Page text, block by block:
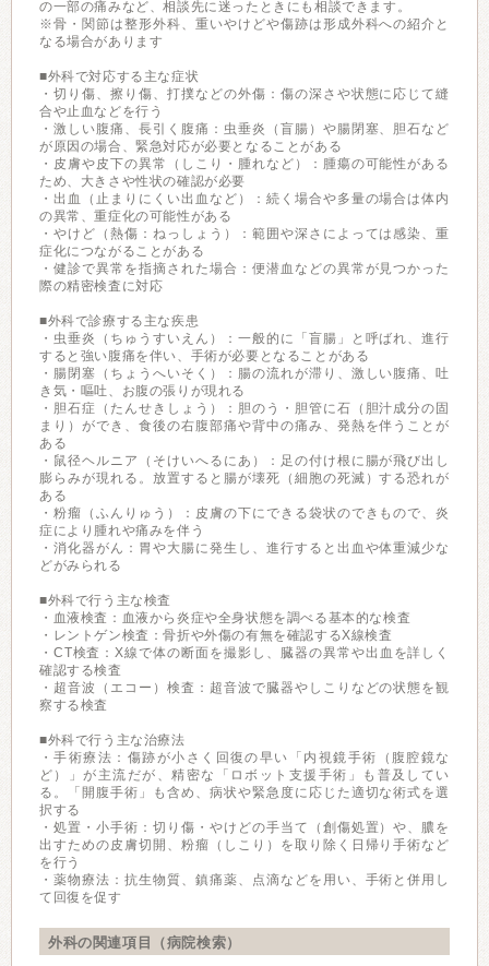
の一部の痛みなど、相談先に迷ったときにも相談できます。
※骨・関節は整形外科、重いやけどや傷跡は形成外科への紹介と
なる場合があります
■外科で対応する主な症状
・切り傷、擦り傷、打撲などの外傷：傷の深さや状態に応じて縫
合や止血などを行う
・激しい腹痛、長引く腹痛：虫垂炎（盲腸）や腸閉塞、胆石など
が原因の場合、緊急対応が必要となることがある
・皮膚や皮下の異常（しこり・腫れなど）：腫瘍の可能性がある
ため、大きさや性状の確認が必要
・出血（止まりにくい出血など）：続く場合や多量の場合は体内
の異常、重症化の可能性がある
・やけど（熱傷：ねっしょう）：範囲や深さによっては感染、重
症化につながることがある
・健診で異常を指摘された場合：便潜血などの異常が見つかった
際の精密検査に対応
■外科で診療する主な疾患
・虫垂炎（ちゅうすいえん）：一般的に「盲腸」と呼ばれ、進行
すると強い腹痛を伴い、手術が必要となることがある
・腸閉塞（ちょうへいそく）：腸の流れが滞り、激しい腹痛、吐
き気・嘔吐、お腹の張りが現れる
・胆石症（たんせきしょう）：胆のう・胆管に石（胆汁成分の固
まり）ができ、食後の右腹部痛や背中の痛み、発熱を伴うことが
ある
・鼠径ヘルニア（そけいへるにあ）：足の付け根に腸が飛び出し
膨らみが現れる。放置すると腸が壊死（細胞の死滅）する恐れが
ある
・粉瘤（ふんりゅう）：皮膚の下にできる袋状のできもので、炎
症により腫れや痛みを伴う
・消化器がん：胃や大腸に発生し、進行すると出血や体重減少な
どがみられる
■外科で行う主な検査
・血液検査：血液から炎症や全身状態を調べる基本的な検査
・レントゲン検査：骨折や外傷の有無を確認するX線検査
・CT検査：X線で体の断面を撮影し、臓器の異常や出血を詳しく
確認する検査
・超音波（エコー）検査：超音波で臓器やしこりなどの状態を観
察する検査
■外科で行う主な治療法
・手術療法：傷跡が小さく回復の早い「内視鏡手術（腹腔鏡な
ど）」が主流だが、精密な「ロボット支援手術」も普及してい
る。「開腹手術」も含め、病状や緊急度に応じた適切な術式を選
択する
・処置・小手術：切り傷・やけどの手当て（創傷処置）や、膿を
出すための皮膚切開、粉瘤（しこり）を取り除く日帰り手術など
を行う
・薬物療法：抗生物質、鎮痛薬、点滴などを用い、手術と併用し
て回復を促す
外科の関連項目（病院検索）